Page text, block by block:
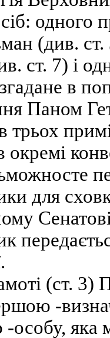
одного
(див.
ст. 7) і
в
Паном
трьох
окремі
для
Сенатові
(ст. 3)
-
-особу, яка